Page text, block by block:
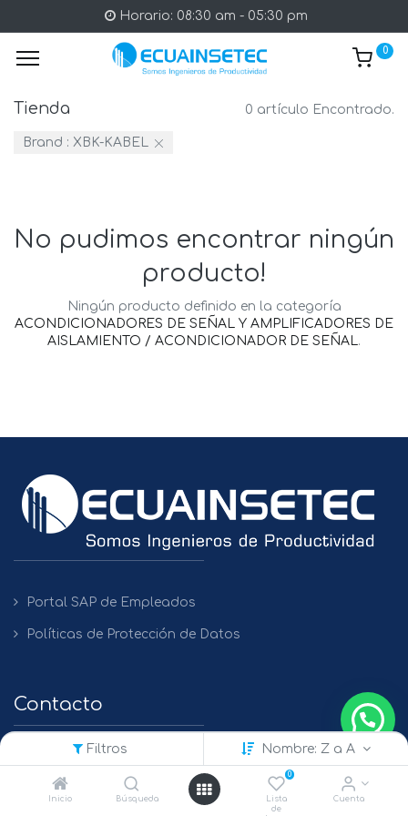
Filtros Nombre: Z a A
Inicio Búsqueda
0
Lista
de
Cuenta
Horario: 08:30 am - 05:30 pm
0
Tienda 0 artículo Encontrado.
Brand : XBK-KABEL
No pudimos encontrar ningún
producto!
Ningún producto definido en la categoría
ACONDICIONADORES DE SEÑAL Y AMPLIFICADORES DE
AISLAMIENTO / ACONDICIONADOR DE SEÑAL.
Portal SAP de Empleados
Políticas de Protección de Datos
Contacto
QUITO
+(593) 2 450475 / 2269 148 / 2261 979